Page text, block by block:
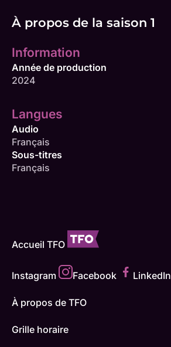
À propos de la saison 1
Information
Année de production
2024
Langues
Audio
Français
Sous-titres
Français
Accueil TFO
Instagram Facebook LinkedIn
À propos de TFO
Grille horaire